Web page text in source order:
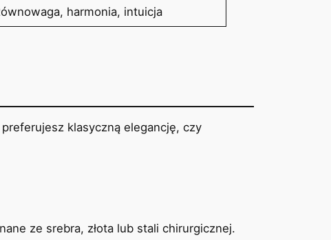
harmonia, intuicja
klasyczną elegancję, czy
ze srebra, złota lub stali chirurgicznej.